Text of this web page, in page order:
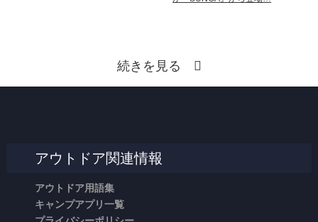
続きを見る
アウトドア関連情報
アウトドア用語集
キャンプアプリ一覧